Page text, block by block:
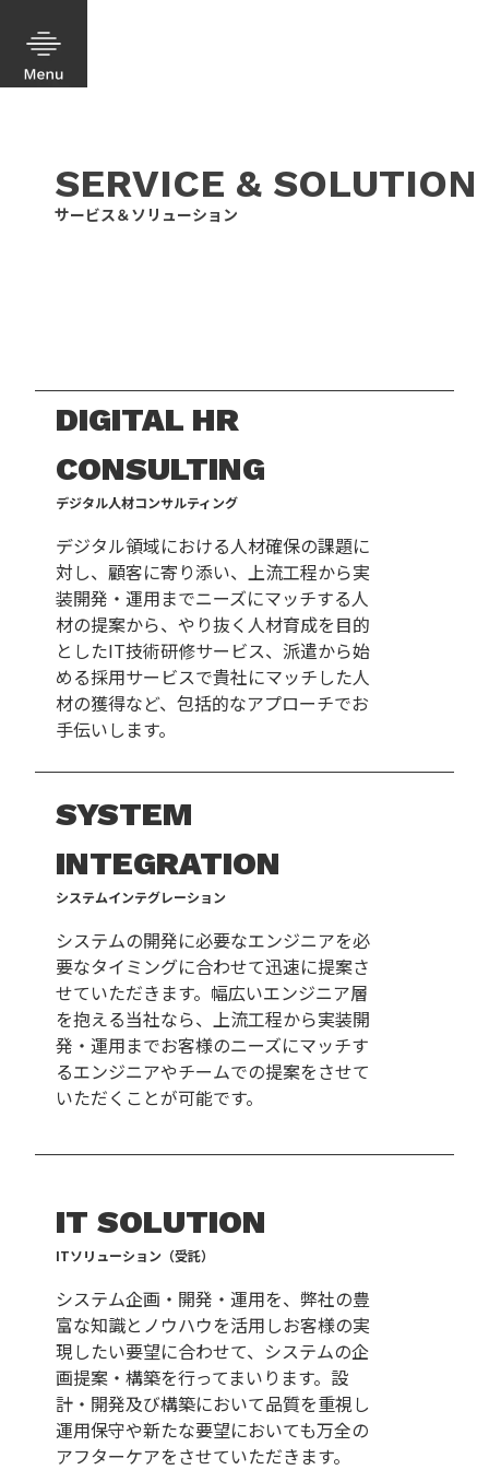
SERVICE & SOLUTION
サービス＆ソリューション
DIGITAL HR
CONSULTING
デジタル人材コンサルティング
デジタル領域における人材確保の課題に
対し、顧客に寄り添い、上流工程から実
装開発・運用までニーズにマッチする人
材の提案から、やり抜く人材育成を目的
としたIT技術研修サービス、派遣から始
める採用サービスで貴社にマッチした人
材の獲得など、包括的なアプローチでお
手伝いします。
SYSTEM
INTEGRATION
システムインテグレーション
システムの開発に必要なエンジニアを必
要なタイミングに合わせて迅速に提案さ
せていただきます。幅広いエンジニア層
を抱える当社なら、上流工程から実装開
発・運用までお客様のニーズにマッチす
るエンジニアやチームでの提案をさせて
いただくことが可能です。
IT SOLUTION
ITソリューション（受託）
システム企画・開発・運用を、弊社の豊
富な知識とノウハウを活用しお客様の実
現したい要望に合わせて、システムの企
画提案・構築を行ってまいります。設
計・開発及び構築において品質を重視し
運用保守や新たな要望においても万全の
アフターケアをさせていただきます。